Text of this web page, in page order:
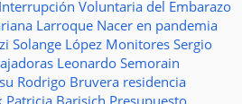
Interrupción Voluntaria del Embarazo
Larroque Nacer en pandemia
Solange López Monitores Sergio
Leonardo Semorain
Rodrigo Bruvera residencia
Patricia Barisich Presupuesto